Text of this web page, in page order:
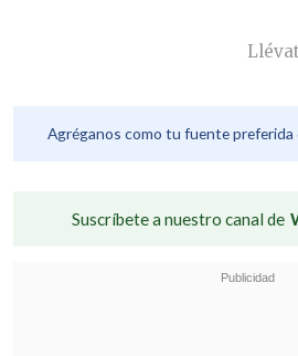
Agréganos como tu fuente preferida
Suscríbete a nuestro canal de